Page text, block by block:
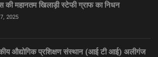
की महानतम खिलाड़ी स्टेफी ग्राफ का निधन
2025
औद्योगिक प्रशिक्षण संस्थान (आई टी आई) अलीगंज